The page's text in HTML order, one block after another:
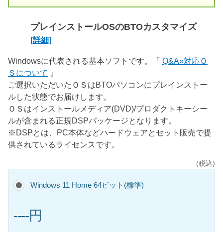
プレインストールOSのBTOカスタマイズ
[詳細]
Windowsに代表される基本ソフトです。『 Q&A»対応Ｏ
Ｓについて 』
ご選択いただいたＯＳはBTOパソコンにプレインストー
ルした状態でお届けします。
ＯＳはインストールメディア(DVD)/プロダクトキーシー
ルが含まれる正規DSPパッケージとなります。
※DSPとは、PC本体などハードウェアとセット販売で提
供されているライセンスです。
(税込)
Windows 11 Home 64ビット(標準)
----円